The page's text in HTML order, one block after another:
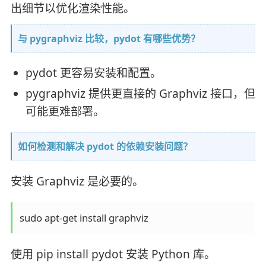
出细节以优化渲染性能。
与 pygraphviz 比较，pydot 有哪些优势？
pydot 更容易安装和配置。
pygraphviz 提供更直接的 Graphviz 接口，但
可能更难部署。
如何检测和解决 pydot 的依赖安装问题？
安装 Graphviz 是必要的。
sudo apt-get install graphviz
使用 pip install pydot 安装 Python 库。